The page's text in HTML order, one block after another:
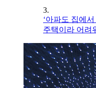
3.
‘아파도 집에
주택이라 어려